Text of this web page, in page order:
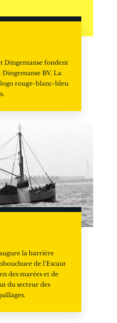
Dingemanse fondent
BV. La
rouge-blanc-bleu
la barrière
de l'Escaut
des marées et de
du secteur des